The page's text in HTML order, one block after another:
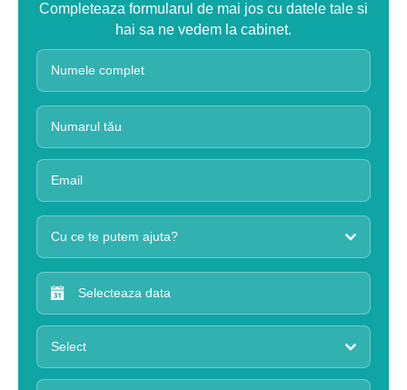
Completeaza formularul de mai jos cu datele tale si
hai sa ne vedem la cabinet.
Cu ce te putem ajuta?
Select